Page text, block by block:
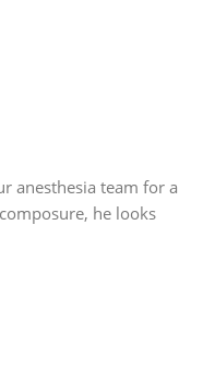
anesthesia team for a
he looks